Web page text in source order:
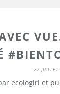
22
ecologirl et